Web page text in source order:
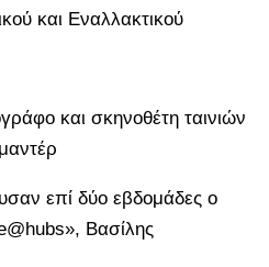
και Εναλλακτικού
και σκηνοθέτη ταινιών
επί δύο εβδομάδες ο
Βασίλης